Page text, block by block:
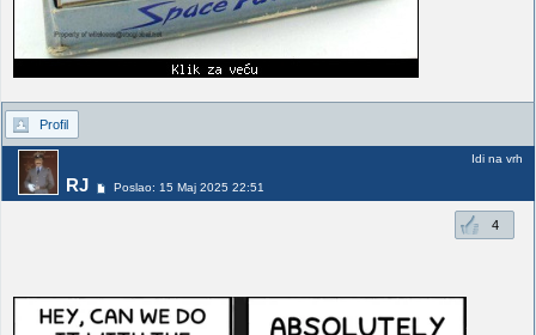
Profil
RJ Poslao: 15 Maj 2025 22:51
Idi na vrh
4